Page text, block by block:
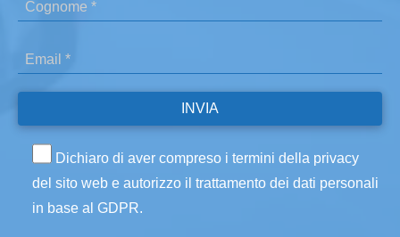
Dichiaro di aver compreso i termini della privacy
del sito web e autorizzo il trattamento dei dati personali
in base al GDPR.